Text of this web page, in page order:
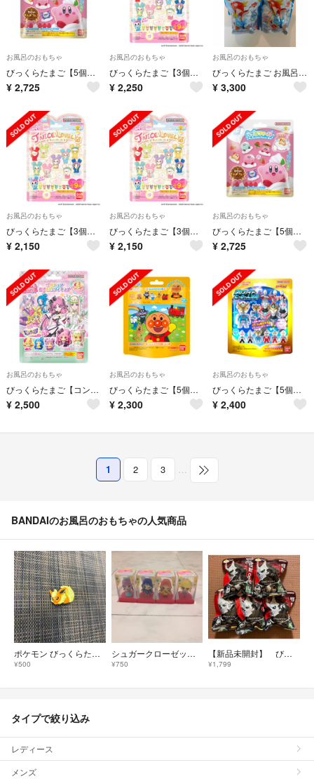
お風呂のおもちゃ
びっくらたまご【5個】バブルフィーバー カービィのグルメフェス
¥ 2,725
お風呂のおもちゃ
びっくらたまご【3個】TWICE LOVELYS～ゆったりたいむ～
¥ 2,250
お風呂のおもちゃ
びっくらたまご お風呂でポケモンつり 3個セット
¥ 3,300
お風呂のおもちゃ
びっくらたまご【3個】TWICE LOVELYS～ゆったりたいむ～
¥ 2,150
お風呂のおもちゃ
びっくらたまご【3個】TWICE LOVELYS～ゆったりたいむ～
¥ 2,150
お風呂のおもちゃ
びっくらたまご【5個】バブルフィーバー カービィのグルメフェス
¥ 2,725
お風呂のおもちゃ
びっくらたまご【コンプセット】キミとアイドルプリキュア♪プリキュアおすわり
¥ 2,500
お風呂のおもちゃ
びっくらたまご【5個】アンパンマンみんなでおでかけ編
¥ 2,300
お風呂のおもちゃ
びっくらたまご【5個】ウルトラヒーローズ フロファイトヒーロ入浴剤
¥ 2,400
1 2 3 …
BANDAIのお風呂のおもちゃの人気商品
ポケモン びっくらたまご ブースター フィギュア 入浴剤
¥500
シュガークローゼット☆4体
¥750
【新品未開封】 びっくらたまご 怪獣8号 ころんとマスコット × 5個
¥1,799
タイプで絞り込み
レディース
メンズ